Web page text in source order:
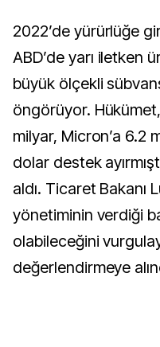
2022’de yürürlüğe
ABD’de yarı iletken
büyük ölçekli
öngörüyor.
milyar, Micron’a 6.2
dolar destek
aldı. Ticaret Bakanı
yönetiminin verdiği
olabileceğini
değerlendirmeye